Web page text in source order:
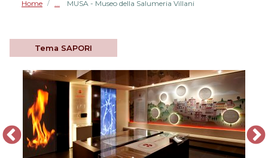
Home / MUSA - Museo della Salumeria Villani
Tema SAPORI